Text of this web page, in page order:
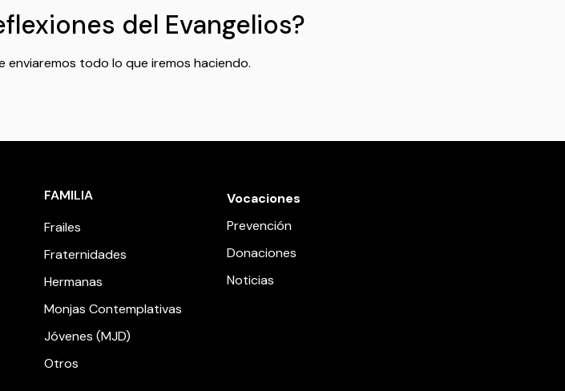
del Evangelios?
todo lo que iremos haciendo.
FAMILIA
Frailes
Fraternidades
Hermanas
Monjas Contemplativas
Jóvenes (MJD)
Otros
Vocaciones
Prevención
Donaciones
Noticias